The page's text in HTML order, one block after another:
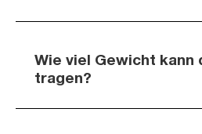
Wie viel Gewicht kann
tragen?